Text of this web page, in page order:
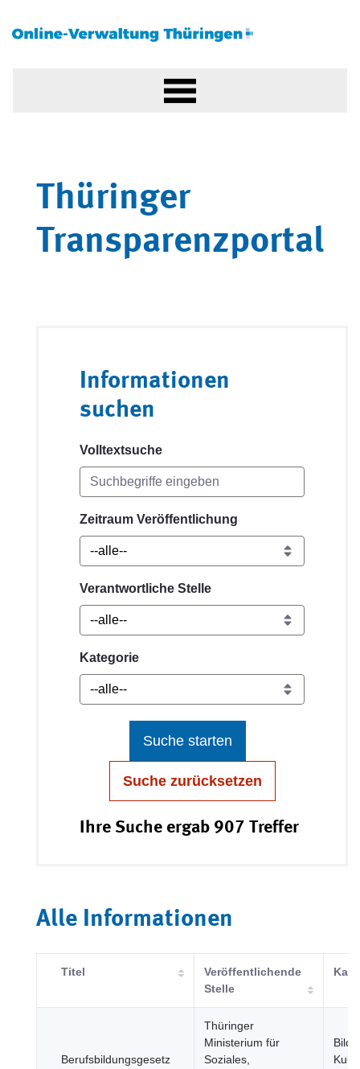
Thüringer
Transparenzportal
Informationen
suchen
Volltextsuche
Zeitraum Veröffentlichung
Verantwortliche Stelle
Kategorie
Suche starten
Suche zurücksetzen
Ihre Suche ergab 907 Treffer
Alle Informationen
Titel
Veröffentlichende
Stelle
Berufsbildungsgesetz
Thüringer
Ministerium für
Soziales,